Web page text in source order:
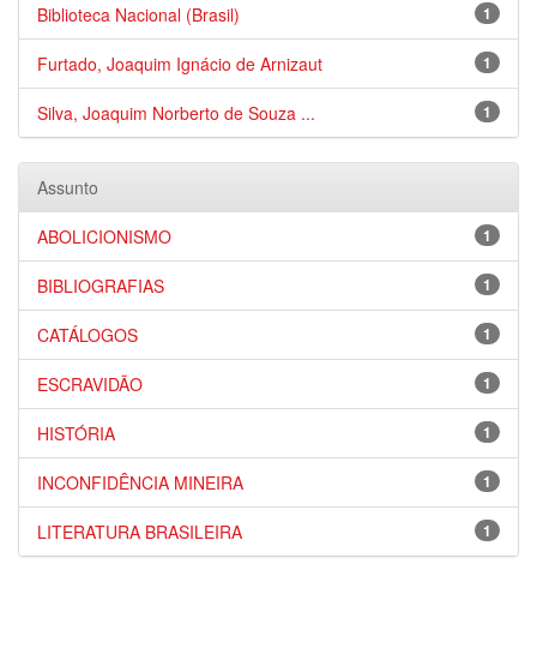
1
Biblioteca Nacional (Brasil)
1
Furtado, Joaquim Ignácio de Arnizaut
1
Silva, Joaquim Norberto de Souza ...
Assunto
1
ABOLICIONISMO
1
BIBLIOGRAFIAS
1
CATÁLOGOS
1
ESCRAVIDÃO
1
HISTÓRIA
1
INCONFIDÊNCIA MINEIRA
1
LITERATURA BRASILEIRA